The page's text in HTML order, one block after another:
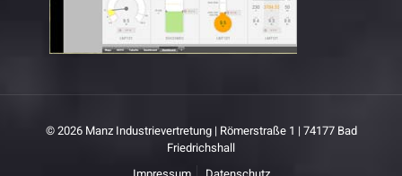
© 2026 Manz Industrievertretung | Römerstraße 1 | 74177 Bad
Friedrichshall